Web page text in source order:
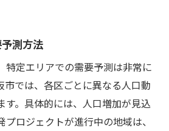
測方法
特定エリアでの需要予測は非常に
市では、各区ごとに異なる人口動
す。具体的には、人口増加が見込
ロジェクトが進行中の地域は、